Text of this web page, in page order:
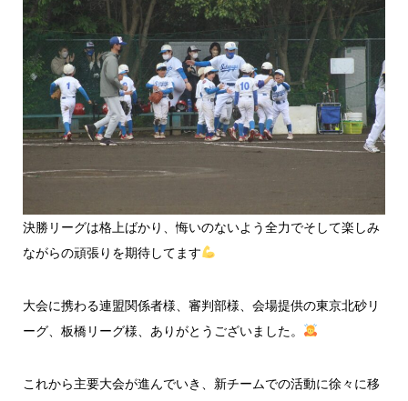
決勝リーグは格上ばかり、悔いのないよう全力でそして楽しみ
ながらの頑張りを期待してます
大会に携わる連盟関係者様、審判部様、会場提供の東京北砂リ
ーグ、板橋リーグ様、ありがとうございました。
これから主要大会が進んでいき、新チームでの活動に徐々に移